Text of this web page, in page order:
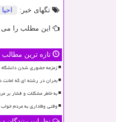
تگهای خبر: احیا
این مطلب را می
تازه ترین
زمزمه حضوری شدن دانشگاه
بحران در رشته ای که
به خاطر مشکلات و فشار بر
وقتی وفاداری به مردم